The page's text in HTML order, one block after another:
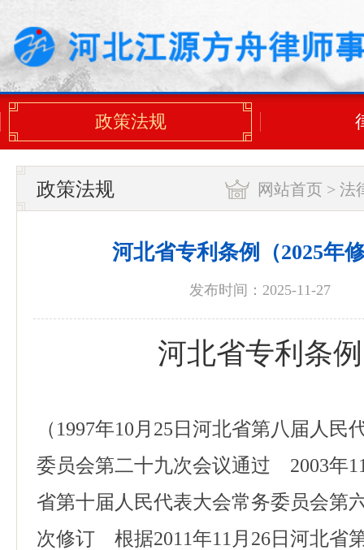
政策法规
网站首页 > 法
政策法规
河北省专利条例（2025年
发布时间：2025-11-27
河北省专利条例
（1997年10月25日河北省第八届人民
委员会第二十九次会议通过 2003年
省第十届人民代表大会常务委员会第
次修订 根据2011年11月26日河北省